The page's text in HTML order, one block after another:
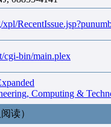
cgi-bin/main.plex
Computing &
读）